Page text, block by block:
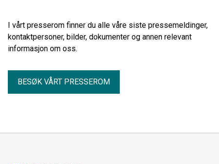
I vårt presserom finner du alle våre siste pressemeldinger,
kontaktpersoner, bilder, dokumenter og annen relevant
informasjon om oss.
BESØK VÅRT PRESSEROM